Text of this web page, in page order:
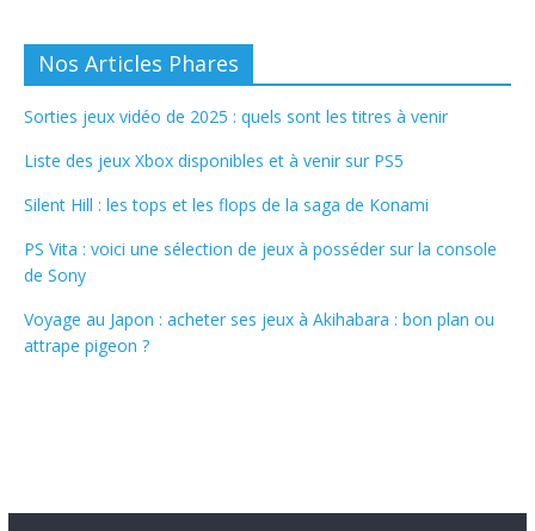
Nos Articles Phares
Sorties jeux vidéo de 2025 : quels sont les titres à venir
Liste des jeux Xbox disponibles et à venir sur PS5
Silent Hill : les tops et les flops de la saga de Konami
PS Vita : voici une sélection de jeux à posséder sur la console
de Sony
Voyage au Japon : acheter ses jeux à Akihabara : bon plan ou
attrape pigeon ?